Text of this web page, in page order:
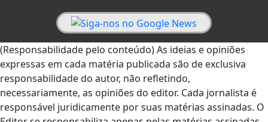
Termos de Uso e Privacidade
experiência de navegação. Ao continuar o acesso,
entendemos que você concorda com nossos Termos
de Uso e Privacidade.
PARA MAIS INFORMAÇÕES,ACESSE NOSSOS TERMOS
CLICANDO AQUI
(Responsabilidade pelo conteúdo) As ideias e opiniões
expressas em cada matéria publicada são de exclusiva
responsabilidade do autor, não refletindo,
necessariamente, as opiniões do editor. Cada jornalista é
responsável juridicamente por suas matérias assinadas. O